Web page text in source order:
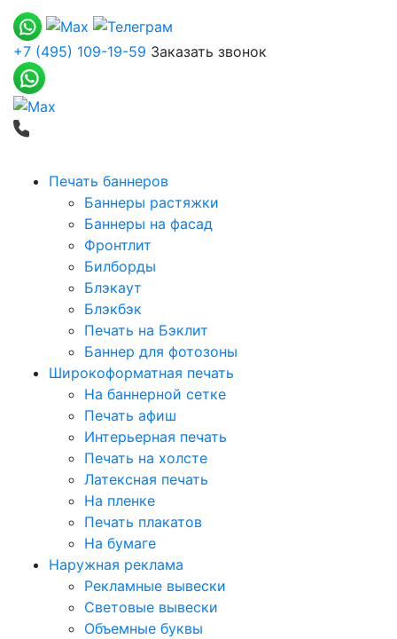
+7 (495) 109-19-59 Заказать звонок
Печать баннеров
Баннеры растяжки
Баннеры на фасад
Фронтлит
Билборды
Блэкаут
Блэкбэк
Печать на Бэклит
Баннер для фотозоны
Широкоформатная печать
На баннерной сетке
Печать афиш
Интерьерная печать
Печать на холсте
Латексная печать
На пленке
Печать плакатов
На бумаге
Наружная реклама
Рекламные вывески
Световые вывески
Объемные буквы